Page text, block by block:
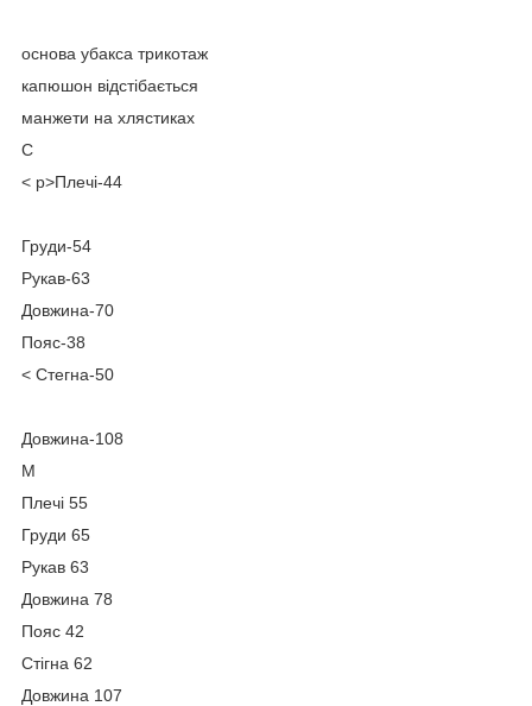
основа убакса трикотаж
капюшон відстібається
манжети на хлястиках
С
< p>Плечі-44
Груди-54
Рукав-63
Довжина-70
Пояс-38
< Стегна-50
Довжина-108
М
Плечі 55
Груди 65
Рукав 63
Довжина 78
Пояс 42
Стігна 62
Довжина 107